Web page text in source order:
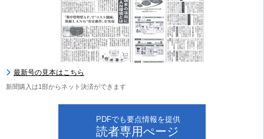
最新号の見本はこちら
新聞購入は1部からネット決済ができます
PDFでも要点情報を提供
読者専用ぺージ